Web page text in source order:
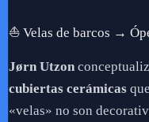
⛵ Velas de barcos →
Jørn Utzon
cubiertas cerámicas
«velas» no son